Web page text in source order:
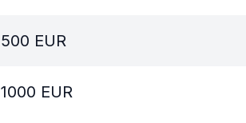
500 EUR
1000 EUR